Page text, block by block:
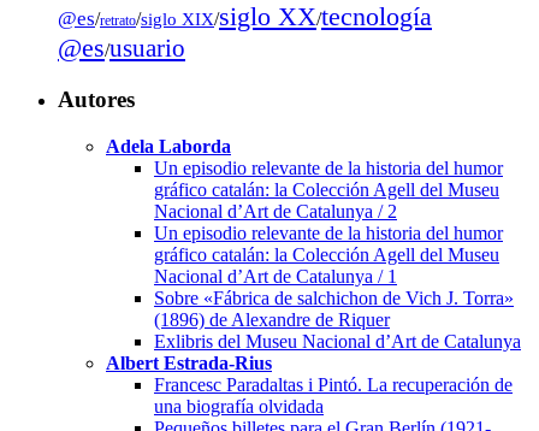
@es/retrato/siglo XIX/siglo XX/tecnología
@es/usuario
Autores
Adela Laborda
Un episodio relevante de la historia del humor
gráfico catalán: la Colección Agell del Museu
Nacional d’Art de Catalunya / 2
Un episodio relevante de la historia del humor
gráfico catalán: la Colección Agell del Museu
Nacional d’Art de Catalunya / 1
Sobre «Fábrica de salchichon de Vich J. Torra»
(1896) de Alexandre de Riquer
Exlibris del Museu Nacional d’Art de Catalunya
Albert Estrada-Rius
Francesc Paradaltas i Pintó. La recuperación de
una biografía olvidada